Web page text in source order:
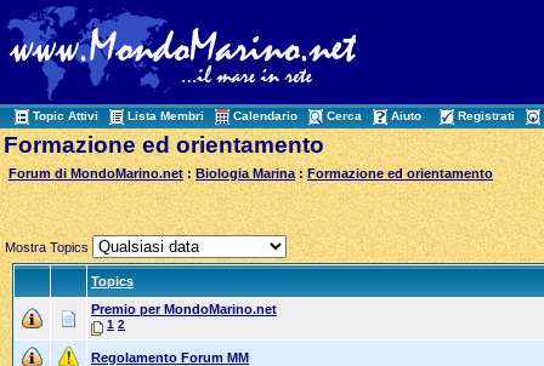
Topic Attivi Lista Membri Calendario Cerca Aiuto Registrati
Formazione ed orientamento
Forum di MondoMarino.net :Biologia Marina: Formazione ed orientamento
Mostra Topics
Topics
Premio per MondoMarino.net
1 2
Regolamento Forum MM